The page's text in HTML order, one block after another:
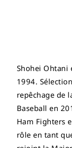
Shohei Ohtani
1994.
repêchage de
Baseball en
Ham Fighters
rôle en tant